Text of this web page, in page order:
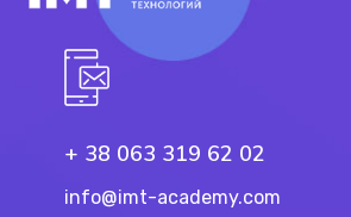
+ 38 063 319 62 02
info@imt-academy.com